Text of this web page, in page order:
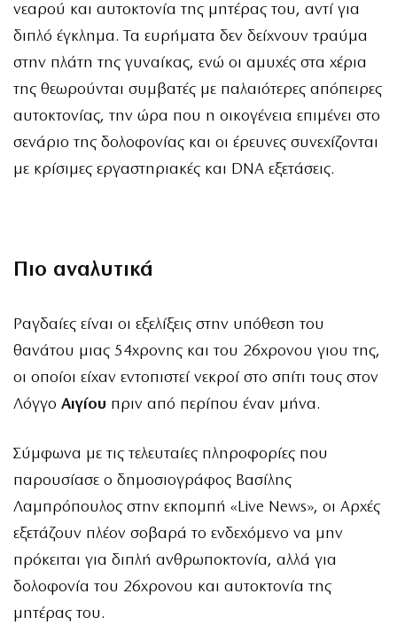
νεαρού και αυτοκτονία της μητέρας του, αντί για
διπλό έγκλημα. Τα ευρήματα δεν δείχνουν τραύμα
στην πλάτη της γυναίκας, ενώ οι αμυχές στα χέρια
της θεωρούνται συμβατές με παλαιότερες απόπειρες
αυτοκτονίας, την ώρα που η οικογένεια επιμένει στο
σενάριο της δολοφονίας και οι έρευνες συνεχίζονται
με κρίσιμες εργαστηριακές και DNA εξετάσεις.
Πιο αναλυτικά
Ραγδαίες είναι οι εξελίξεις στην υπόθεση του
θανάτου μιας 54χρονης και του 26χρονου γιου της,
οι οποίοι είχαν εντοπιστεί νεκροί στο σπίτι τους στον
Λόγγο Αιγίου πριν από περίπου έναν μήνα.
Σύμφωνα με τις τελευταίες πληροφορίες που
παρουσίασε ο δημοσιογράφος Βασίλης
Λαμπρόπουλος στην εκπομπή «Live News», οι Αρχές
εξετάζουν πλέον σοβαρά το ενδεχόμενο να μην
πρόκειται για διπλή ανθρωποκτονία, αλλά για
δολοφονία του 26χρονου και αυτοκτονία της
μητέρας του.